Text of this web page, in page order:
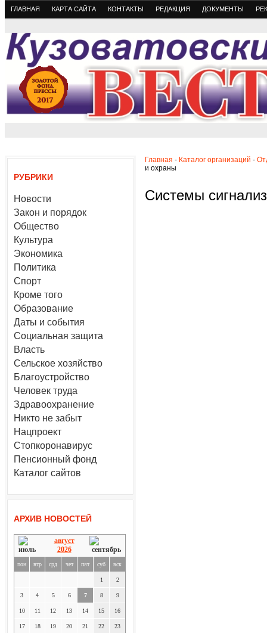
ГЛАВНАЯ КАРТА САЙТА КОНТАКТЫ РЕДАКЦИЯ ДОКУМЕНТЫ
РУБРИКИ
Новости
Закон и порядок
Общество
Культура
Экономика
Политика
Спорт
Кроме того
Образование
Даты и события
Социальная защита
Власть
Сельское хозяйство
Благоустройство
Человек труда
Здравоохранение
Никто не забыт
Нацпроект
Стопкоронавирус
Пенсионный фонд
Каталог сайтов
АРХИВ НОВОСТЕЙ
август
2026
пон втр срд чет пят суб вск
1 2
3 4 5 6 7 8 9
10 11 12 13 14 15 16
17 18 19 20 21 22 23
Главная - Каталог организаций -
и охраны
Системы